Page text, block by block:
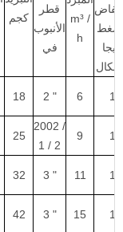
كجم
قطر
الأنبوب
في
m³ /
h
ميجا
18 2 " 6 1
25
2002 /
1 / 2
9 1
32 3 " 11 1
42 3 " 15 1